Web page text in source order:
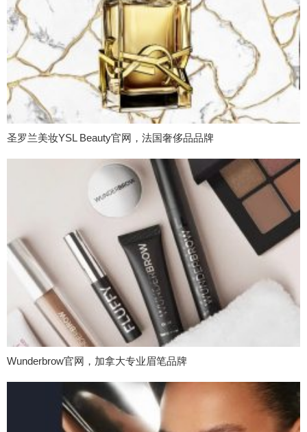
圣罗兰美妆YSL Beauty官网，法国奢侈品品牌
Wunderbrow官网，加拿大专业眉笔品牌